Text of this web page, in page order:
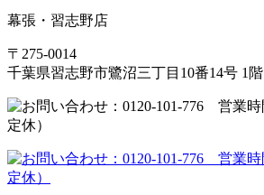
幕張・習志野店
〒275-0014
千葉県習志野市鷺沼三丁目10番14号 1階